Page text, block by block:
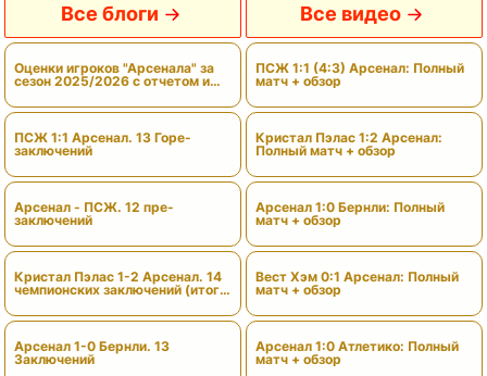
Все блоги
Оценки игроков "Арсенала" за
сезон 2025/2026 с отчетом и
ПСЖ 1:1 Арсенал. 13 Горе-
заключений
Арсенал - ПСЖ. 12 пре-
заключений
Кристал Пэлас 1-2 Арсенал. 14
чемпионских заключений (итоги
Арсенал 1-0 Бернли. 13
Заключений
Все видео
ПСЖ 1:1 (4:3) Арсенал: Полный
матч + обзор
Кристал Пэлас 1:2 Арсенал:
Полный матч + обзор
Арсенал 1:0 Бернли: Полный
матч + обзор
Вест Хэм 0:1 Арсенал: Полный
матч + обзор
Арсенал 1:0 Атлетико: Полный
матч + обзор